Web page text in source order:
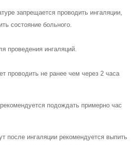
запрещается проводить ингаляции,
состояние больного.
проведения ингаляций.
проводить не ранее чем через 2 часа
подождать примерно час
после ингаляции рекомендуется выпить